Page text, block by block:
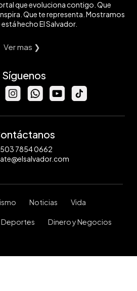
que evoluciona contigo. Que
Que te representa. Mostramos
hecho El Salvador.
Ver mas ❯
Síguenos
7854 0662
Noticias Vida
Deportes Dinero y Negocios